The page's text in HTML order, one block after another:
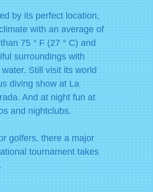
by its perfect location,
with an average of
75 ° F (27 ° C) and
surroundings with
Still visit its world
diving show at La
And at night fun at
and nightclubs.
golfers, there a major
tournament takes